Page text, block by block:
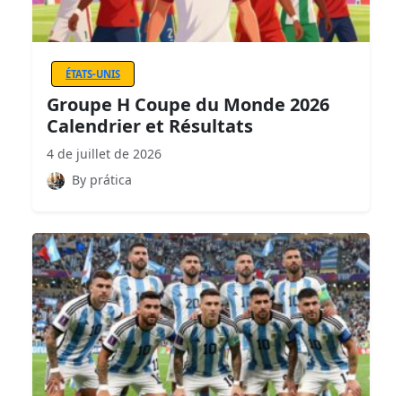
ÉTATS-UNIS
Groupe H Coupe du Monde 2026
Calendrier et Résultats
4 de juillet de 2026
By prática